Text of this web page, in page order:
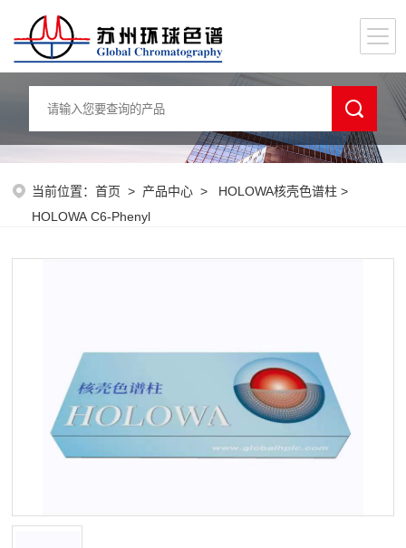
当前位置：首页 > 产品中心 > HOLOWA核壳色谱柱 >
HOLOWA C6-Phenyl